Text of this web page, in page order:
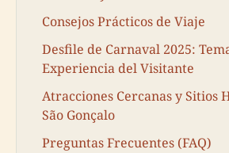
Consejos Prácticos de Viaje
Desfile de Carnaval 2025:
Experiencia del Visitante
Atracciones Cercanas y Sitios
São Gonçalo
Preguntas Frecuentes (FAQ)